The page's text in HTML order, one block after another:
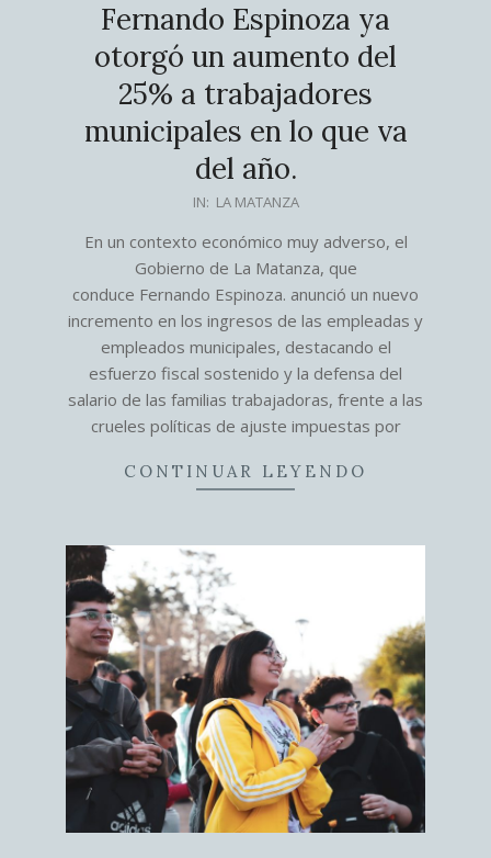
Fernando Espinoza ya
otorgó un aumento del
25% a trabajadores
municipales en lo que va
del año.
IN: LA MATANZA
En un contexto económico muy adverso, el
Gobierno de La Matanza, que
conduce Fernando Espinoza. anunció un nuevo
incremento en los ingresos de las empleadas y
empleados municipales, destacando el
esfuerzo fiscal sostenido y la defensa del
salario de las familias trabajadoras, frente a las
crueles políticas de ajuste impuestas por
CONTINUAR LEYENDO